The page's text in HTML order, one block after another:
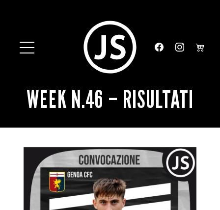
WEEK N.46 – RISULTATI